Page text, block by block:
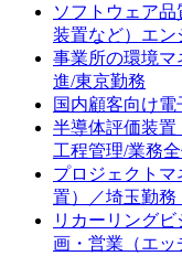
ソフトウェア
装置など）エン
事業所の環境マ
進/東京勤務
国内顧客向け
半導体評価装置
工程管理/業務
プロジェクト
置）／埼玉勤務
リカーリング
画・営業（エ